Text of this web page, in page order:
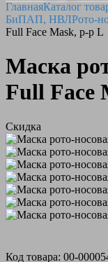
ГлавнаяКаталог
БиПАП, НВЛРото-
Full Face Mask, р-р L
Маска
Full Face
Скидка
Код товара: 00-